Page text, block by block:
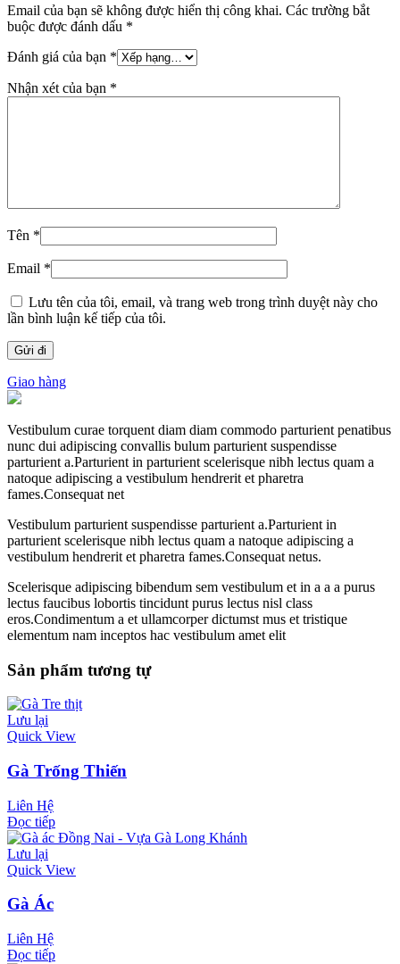
Email của bạn sẽ không được hiển thị công khai. Các trường bắt
buộc được đánh dấu *
Đánh giá của bạn *
Nhận xét của bạn *
Tên *
Email *
Lưu tên của tôi, email, và trang web trong trình duyệt này cho
lần bình luận kế tiếp của tôi.
Giao hàng
Vestibulum curae torquent diam diam commodo parturient penatibus
nunc dui adipiscing convallis bulum parturient suspendisse
parturient a.Parturient in parturient scelerisque nibh lectus quam a
natoque adipiscing a vestibulum hendrerit et pharetra
fames.Consequat net
Vestibulum parturient suspendisse parturient a.Parturient in
parturient scelerisque nibh lectus quam a natoque adipiscing a
vestibulum hendrerit et pharetra fames.Consequat netus.
Scelerisque adipiscing bibendum sem vestibulum et in a a a purus
lectus faucibus lobortis tincidunt purus lectus nisl class
eros.Condimentum a et ullamcorper dictumst mus et tristique
elementum nam inceptos hac vestibulum amet elit
Sản phẩm tương tự
Lưu lại
Quick View
Gà Trống Thiến
Liên Hệ
Đọc tiếp
Lưu lại
Quick View
Gà Ác
Liên Hệ
Đọc tiếp